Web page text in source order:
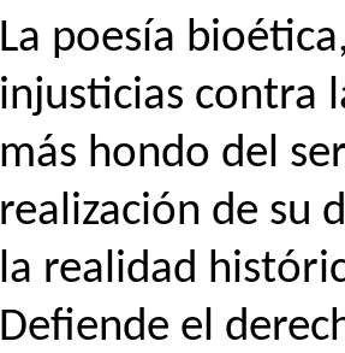
La poesía
injusticias contra
más hondo del
realización de su
la realidad
Defiende el